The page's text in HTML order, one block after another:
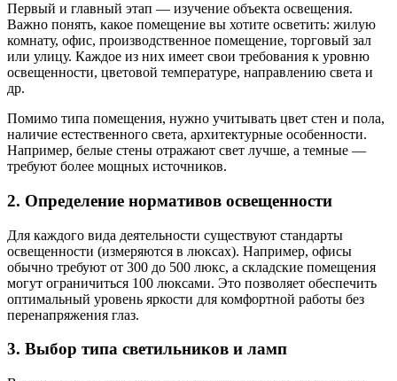
Первый и главный этап — изучение объекта освещения.
Важно понять, какое помещение вы хотите осветить: жилую
комнату, офис, производственное помещение, торговый зал
или улицу. Каждое из них имеет свои требования к уровню
освещенности, цветовой температуре, направлению света и
др.
Помимо типа помещения, нужно учитывать цвет стен и пола,
наличие естественного света, архитектурные особенности.
Например, белые стены отражают свет лучше, а темные —
требуют более мощных источников.
2. Определение нормативов освещенности
Для каждого вида деятельности существуют стандарты
освещенности (измеряются в люксах). Например, офисы
обычно требуют от 300 до 500 люкс, а складские помещения
могут ограничиться 100 люксами. Это позволяет обеспечить
оптимальный уровень яркости для комфортной работы без
перенапряжения глаз.
3. Выбор типа светильников и ламп